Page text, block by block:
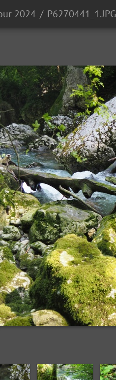
2024 P6270441_1.JPG